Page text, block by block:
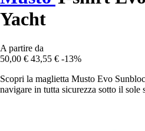
Yacht
A partire da
50,00 € 43,55 € -13%
Scopri la maglietta Musto Evo
navigare in tutta sicurezza sotto il sole